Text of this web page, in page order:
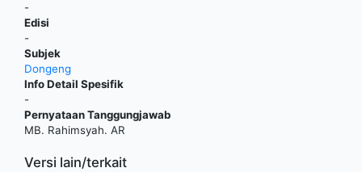
-
Edisi
-
Subjek
Dongeng
Info Detail Spesifik
-
Pernyataan Tanggungjawab
MB. Rahimsyah. AR
Versi lain/terkait